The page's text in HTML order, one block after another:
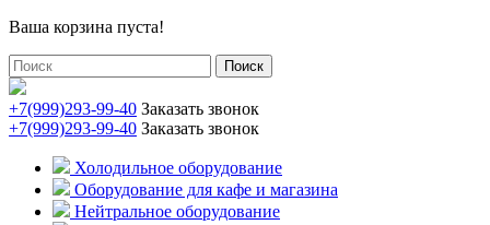
Ваша корзина пуста!
Поиск
+7(999)293-99-40 Заказать звонок
+7(999)293-99-40 Заказать звонок
Холодильное оборудование
Оборудование для кафе и магазина
Нейтральное оборудование